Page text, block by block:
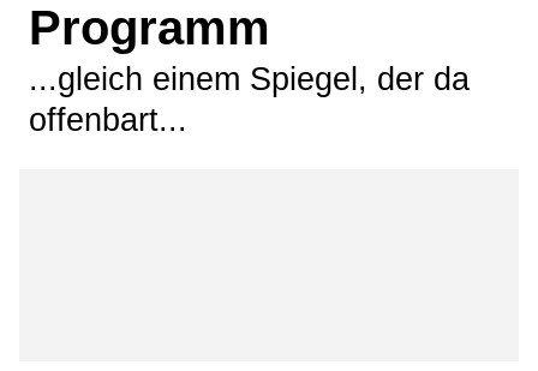
Programm
...gleich einem Spiegel, der da
offenbart...